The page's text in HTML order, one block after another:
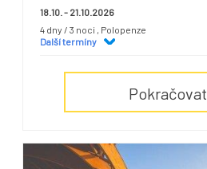
18.10. - 21.10.2026
4 dny / 3 noci , Polopenze
Další termíny
Pokračovat